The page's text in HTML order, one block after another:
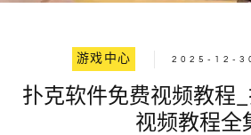
游戏中心 2025-12-
扑克软件免费视频教程
视频教程全